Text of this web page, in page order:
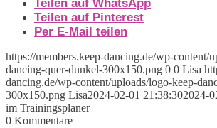
Teilen auf WhatsApp
Teilen auf Pinterest
Per E-Mail teilen
https://members.keep-dancing.de/wp-content/
dancing-quer-dunkel-300x150.png 0 0 Lisa
dancing.de/wp-content/uploads/logo-keep-
300x150.png Lisa2024-02-01 21:38:302024-
im Trainingsplaner
0 Kommentare